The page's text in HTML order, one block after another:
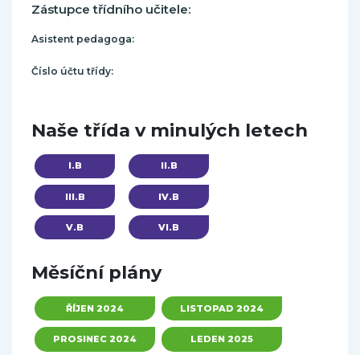
Zástupce třídního učitele:
Asistent pedagoga:
Číslo účtu třídy:
Naše třída v minulých letech
I.B II.B
III.B IV.B
V.B VI.B
Měsíční plány
ŘÍJEN 2024 LISTOPAD 2024
PROSINEC 2024 LEDEN 2025